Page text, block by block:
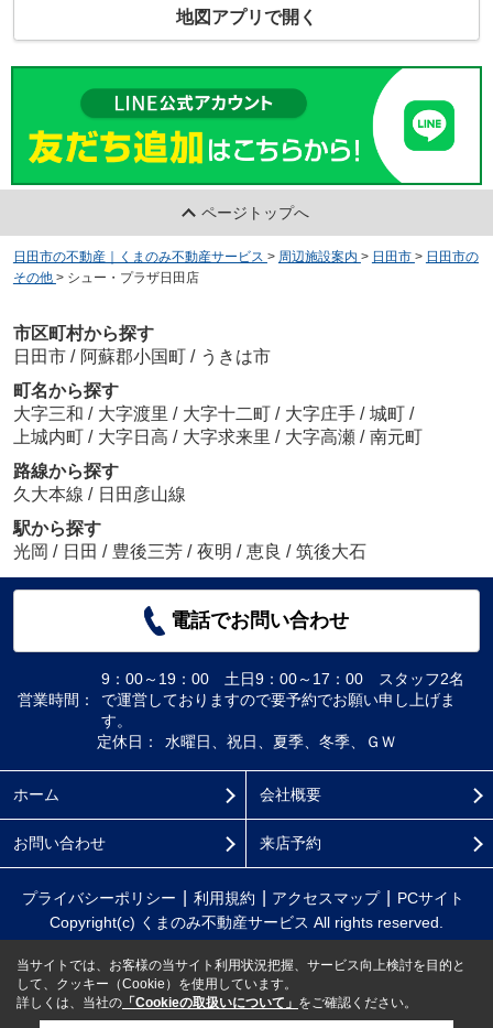
地図アプリで開く
ページトップへ
日田市の不動産｜くまのみ不動産サービス > 周辺施設案内 > 日田市 > 日田市の
その他 > シュー・プラザ日田店
市区町村から探す
日田市 / 阿蘇郡小国町 / うきは市
町名から探す
大字三和 / 大字渡里 / 大字十二町 / 大字庄手 / 城町 /
上城内町 / 大字日高 / 大字求来里 / 大字高瀬 / 南元町
路線から探す
久大本線 / 日田彦山線
駅から探す
光岡 / 日田 / 豊後三芳 / 夜明 / 恵良 / 筑後大石
電話でお問い合わせ
営業時間：
9：00～19：00 土日9：00～17：00 スタッフ2名
で運営しておりますので要予約でお願い申し上げま
す。
定休日：
水曜日、祝日、夏季、冬季、ＧＷ
ホーム 会社概要
お問い合わせ 来店予約
プライバシーポリシー 利用規約 アクセスマップ
PCサイト
Copyright(c) くまのみ不動産サービス All rights reserved.
当サイトでは、お客様の当サイト利用状況把握、サービス向上検討を目的と
して、クッキー（Cookie）を使用しています。
詳しくは、当社の 「Cookieの取扱いについて」 をご確認ください。